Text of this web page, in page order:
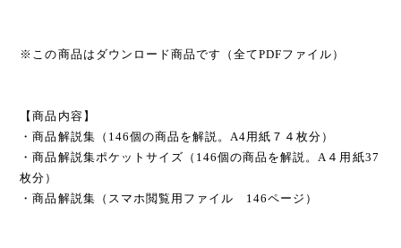
※この商品はダウンロード商品です（全てPDFファイル）
【商品内容】
・商品解説集（146個の商品を解説。A4用紙７４枚分）
・商品解説集ポケットサイズ（146個の商品を解説。A４用紙37
枚分）
・商品解説集（スマホ閲覧用ファイル 146ページ）